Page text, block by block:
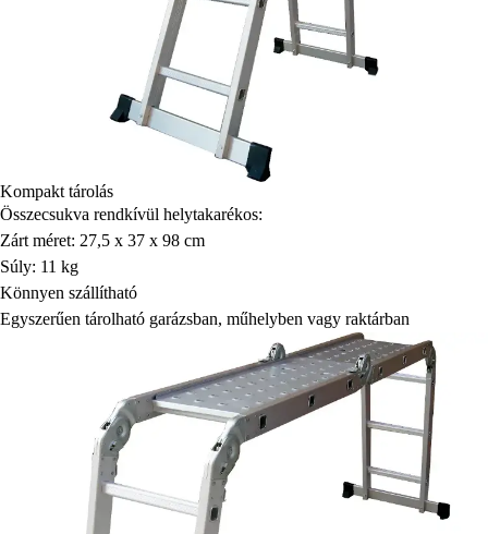
Kompakt tárolás
Összecsukva rendkívül helytakarékos:
Zárt méret: 27,5 x 37 x 98 cm
Súly: 11 kg
Könnyen szállítható
Egyszerűen tárolható garázsban, műhelyben vagy raktárban